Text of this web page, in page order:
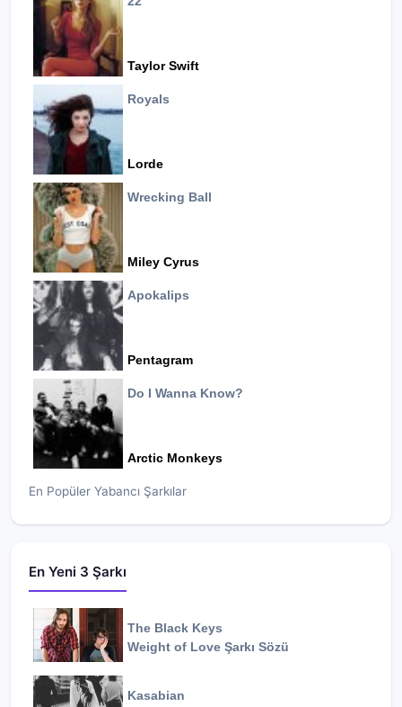
Taylor Swift
Royals
Lorde
Wrecking Ball
Miley Cyrus
Apokalips
Pentagram
Do I Wanna Know?
Arctic Monkeys
En Popüler Yabancı Şarkılar
En Yeni 3 Şarkı
The Black Keys
Weight of Love Şarkı Sözü
Kasabian